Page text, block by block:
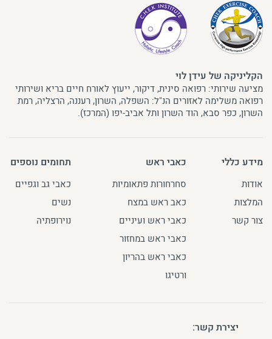
הקליניקה של עידן לוי
מציעה שירותי: רפואה סינית, דיקור, ייעוץ לאורח חיים בריא ושירותי
רפואה משלימה לאזורים הנ"ל: השפלה, השרון, רעננה, הרצליה, רמת
השרון, כפר סבא, הוד השרון ותל אביב-יפו (המרכז).
מידע כללי
אודות
המלצות
צור קשר
כאבי ראש
סחרחורות פתאומיות
כאב ראש במצח
כאבי ראש ועיניים
כאבי ראש במחזור
כאבי ראש בהריון
ורטיגו
תחומים נוספים
כאבי גב וגפיים
נשים
נוירופתיה
יצירת קשר: